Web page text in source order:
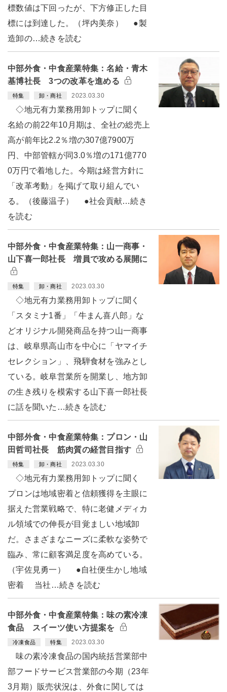
標数値は下回ったが、下方修正した目
標には到達した。（坪内美奈） ●製
造卸の…続きを読む
中部外食・中食産業特集：名給・青木
基博社長 3つの改革を進める
特集 卸・商社 2023.03.30
◇地元有力業務用卸トップに聞く
名給の前22年10月期は、全社の総売上
高が前年比2.2％増の307億7900万
円、中部管轄が同3.0％増の171億770
0万円で着地した。今期は経営方針に
「改革考動」を掲げて取り組んでい
る。（後藤温子） ●社会貢献…続き
を読む
中部外食・中食産業特集：山一商事・
山下喜一郎社長 増員で攻める展開に
特集 卸・商社 2023.03.30
◇地元有力業務用卸トップに聞く
「スタミナ1番」「牛まん喜八郎」な
どオリジナル開発商品を持つ山一商事
は、岐阜県高山市を中心に「ヤマイチ
セレクション」、飛騨食材を強みとし
ている。岐阜営業所を開業し、地方卸
の生き残りを模索する山下喜一郎社長
に話を聞いた…続きを読む
中部外食・中食産業特集：プロン・山
田哲司社長 筋肉質の経営目指す
特集 卸・商社 2023.03.30
◇地元有力業務用卸トップに聞く
プロンは地域密着と信頼獲得を主眼に
据えた営業戦略で、特に老健メディカ
ル領域での伸長が目覚ましい地域卸
だ。さまざまなニーズに柔軟な姿勢で
臨み、常に顧客満足度を高めている。
（宇佐見勇一） ●自社便生かし地域
密着 当社…続きを読む
中部外食・中食産業特集：味の素冷凍
食品 スイーツ使い方提案を
冷凍食品 特集 2023.03.30
味の素冷凍食品の国内統括営業部中
部フードサービス営業部の今期（23年
3月期）販売状況は、外食に関しては